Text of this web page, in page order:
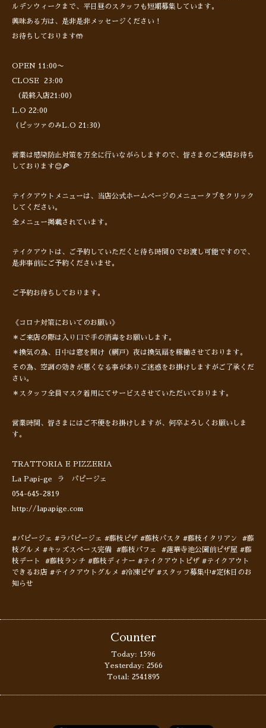
ルデンウィークまで、平日昼のスタッフも短期募集しています。
興味ある方は、是非是非メッセージください！
お待ちしております🤲
OPEN 11:00〜
CLOSE 23:00
（最終入店21:00）
L.O 22:00
（ピッツァのみL.O 21:30）
営業は感染防止対策を万全に行いながらしますので、皆さまのご来店お待ち
しております😊🍕
テイクアウトメニューは、当店公式ホームページのメニュータブをクリック
してください。
全メニュー掲載されています。
テイクアウトは、ご予約していただくと待ち時間０でお渡し可能ですので、
是非事前にご予約くださいませ。
ご予約お待ちしております。
《コロナ対策においてのお願い》
＊ご来店の際は入り口で手の消毒をお願いします。
＊換気の為、日中は窓を開け（網戸）夜は換気扇を稼働させております。
その為、空調の効きが悪くなる事がありご迷惑をお掛けしますがご了承くだ
さい。
＊スタッフ全員マスク着用にてサービスさせていただいております。
営業時間、皆さまにはご不便をお掛けしますが、何卒よろしくお願いしま
す。
TRATTORIA E PIZZERIA
La Papi-ge ラ パピージェ
054-645-2819
http://lapapige.com
#パピージェ #ラパピージェ #藤枝ピザ #藤枝パスタ #藤枝イタリアン #藤
枝グルメ #キッズスペース完備 #藤枝パフェ #蓮華寺池公園前ピザ屋 #藤
枝デート #藤枝ランチ #藤枝ディナー #テイクアウトピザ #テイクアウト
できるお店 #テイクアウトグルメ #冷凍ピザ #スタッフ募集中#定休日のお
知らせ
Counter
Today: 1596
Yesterday: 2566
Total: 2541895